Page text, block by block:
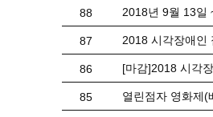
88 2018년 9월 13일
87 2018 시각장애인
86 [마감]2018 시각
85 열린점자 영화제(